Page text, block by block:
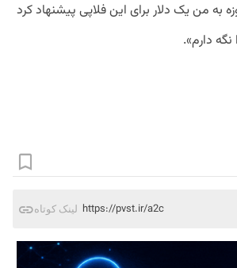
من یک دلار برای این فلاپی پیشنهاد کرد
دارم».
لینک کوتاه https://pvst.ir/a2c